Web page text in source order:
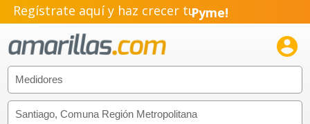
Regístrate aquí y haz crecer tuPyme!
Emprendimiento!
